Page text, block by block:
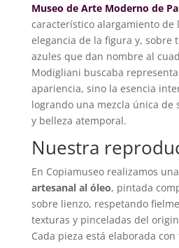
Museo de Arte Moderno de
característico alargamiento de
elegancia de la figura y, sobre
azules que dan nombre al
Modigliani buscaba
apariencia, sino la esencia
logrando una mezcla única
y belleza atemporal.
Nuestra
En Copiamuseo realizamos una
artesanal al óleo, pintada
sobre lienzo, respetando
texturas y pinceladas del
Cada pieza está elaborada con